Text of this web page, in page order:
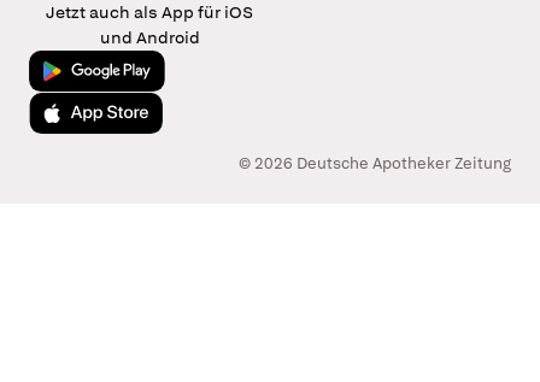
Jetzt auch als App für iOS
und Android
Jetzt bei Google Play
Laden im App Store
© 2026 Deutsche Apotheker Zeitung